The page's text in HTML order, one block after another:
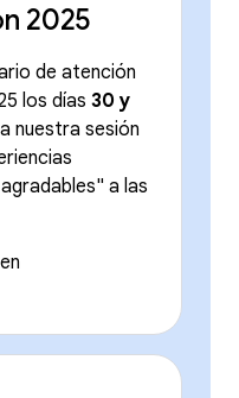
2025
de atención
los días 30 y
nuestra sesión
a las